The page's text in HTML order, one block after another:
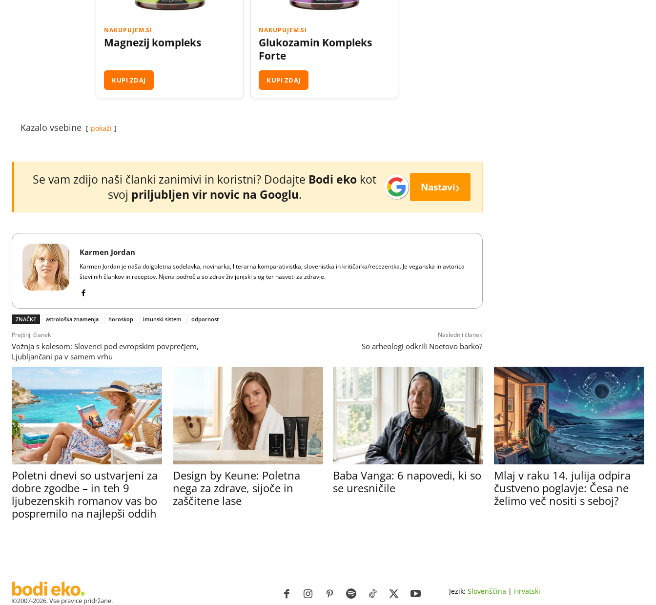
NAKUPUJEM.SI
Magnezij kompleks
KUPI ZDAJ
NAKUPUJEM.SI
Glukozamin Kompleks
Forte
KUPI ZDAJ
Kazalo vsebine pokaži
Se vam zdijo naši članki zanimivi in koristni? Dodajte Bodi eko kot
svoj priljubljen vir novic na Googlu. Nastavi›
Karmen Jordan
Karmen Jordan je naša dolgoletna sodelavka, novinarka, literarna komparativistka, slovenistka in kritičarka/recezentka. Je veganska in avtorica
številnih člankov in receptov. Njena področja so zdrav življenjski slog ter nasveti za zdravje.
ZNAČKE astrološka znamenja horoskop imunski sistem odpornost
Prejšnji članek
Vožnja s kolesom: Slovenci pod evropskim povprečjem,
Ljubljančani pa v samem vrhu
Naslednji članek
So arheologi odkrili Noetovo barko?
Poletni dnevi so ustvarjeni za
dobre zgodbe – in teh 9
ljubezenskih romanov vas bo
pospremilo na najlepši oddih
Design by Keune: Poletna
nega za zdrave, sijoče in
zaščitene lase
Baba Vanga: 6 napovedi, ki so
se uresničile
Mlaj v raku 14. julija odpira
čustveno poglavje: Česa ne
želimo več nositi s seboj?
©2007-2026. Vse pravice pridržane.
Jezik: Slovenščina | Hrvatski